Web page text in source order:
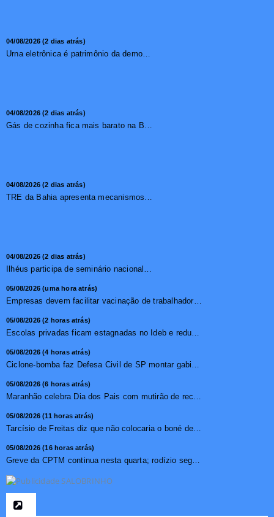
04/08/2026 (2 dias atrás)
Urna eletrônica é patrimônio da democracia, diz presidente do TSE
04/08/2026 (2 dias atrás)
Gás de cozinha fica mais barato na Bahia após redução de 7,1%
04/08/2026 (2 dias atrás)
TRE da Bahia apresenta mecanismos de segurança das urnas e nova ordem de votação para eleições
04/08/2026 (2 dias atrás)
Ilhéus participa de seminário nacional sobre turismo sustentável e captação de investimentos
05/08/2026 (uma hora atrás)
Empresas devem facilitar vacinação de trabalhadores contr...
05/08/2026 (2 horas atrás)
Escolas privadas ficam estagnadas no Ideb e reduzem abismo ...
05/08/2026 (4 horas atrás)
Ciclone-bomba faz Defesa Civil de SP montar gabinete de cri...
05/08/2026 (6 horas atrás)
Maranhão celebra Dia dos Pais com mutirão de reconhecimen...
05/08/2026 (11 horas atrás)
Tarcísio de Freitas diz que não colocaria o boné de Dona...
05/08/2026 (16 horas atrás)
Greve da CPTM continua nesta quarta; rodízio segue suspens...